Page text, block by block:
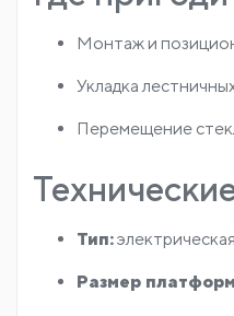
Монтаж и
Укладка
Перемещение
Тип:
Размер